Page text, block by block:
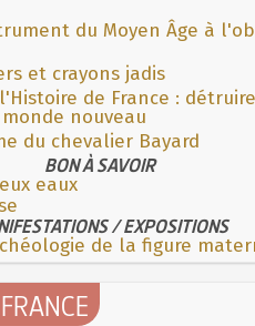
du Moyen Âge à
et crayons jadis
de France :
nouveau
du chevalier Bayard
BON À SAVOIR
eaux
/ EXPOSITIONS
de la figure